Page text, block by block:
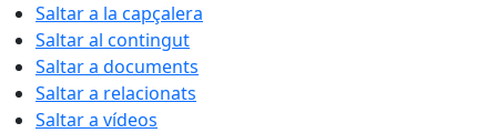
Saltar a la capçalera
Saltar al contingut
Saltar a documents
Saltar a relacionats
Saltar a vídeos